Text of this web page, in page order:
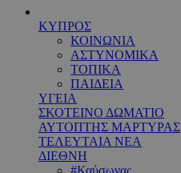
ΚΥΠΡΟΣ
ΚΟΙΝΩΝΙΑ
ΑΣΤΥΝΟΜΙΚΑ
ΤΟΠΙΚΑ
ΠΑΙΔΕΙΑ
ΥΓΕΙΑ
ΣΚΟΤΕΙΝΟ ΔΩΜΑΤΙΟ
ΑΥΤΟΠΤΗΣ ΜΑΡΤΥΡΑΣ
ΤΕΛΕΥΤΑΙΑ ΝΕΑ
ΔΙΕΘΝΗ